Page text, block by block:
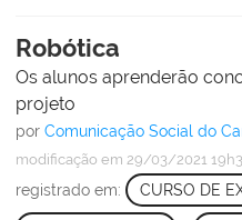
Robótica
Os alunos aprenderão
projeto
por Comunicação Social do
modificação em 29/03/2021
registrado em: CURSO DE